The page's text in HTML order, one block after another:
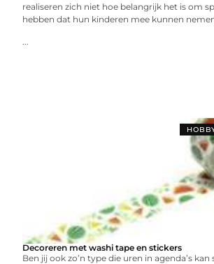
realiseren zich niet hoe belangrijk het is om
hebben dat hun kinderen mee kunnen
...
Decoreren met washi tape en stickers
Ben jij ook zo’n type die uren in agenda’s kan